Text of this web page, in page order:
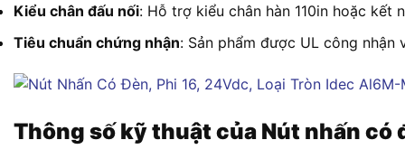
Kiểu chân đấu nối: Hỗ trợ kiểu chân hàn 110in hoặc kết
Tiêu chuẩn chứng nhận: Sản phẩm được UL công nhận
Thông số kỹ thuật của Nút nhấn có